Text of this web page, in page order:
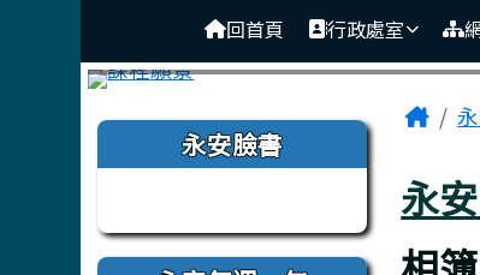
臺南市後壁區永安國小
回首頁 行政處室
左邊區域內容
永安臉書 主
永
頁尾區域